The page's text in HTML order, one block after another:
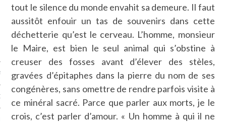
CARAVELLE
PODCAST
tout le silence du monde envahit sa demeure. Il faut
aussitôt enfouir un tas de souvenirs dans cette
déchetterie qu’est le cerveau. L’homme, monsieur
le Maire, est bien le seul animal qui s’obstine à
creuser des fosses avant d’élever des stèles,
gravées d’épitaphes dans la pierre du nom de ses
congénères, sans omettre de rendre parfois visite à
ce minéral sacré. Parce que parler aux morts, je le
crois, c’est parler d’amour. « Un homme à qui il ne